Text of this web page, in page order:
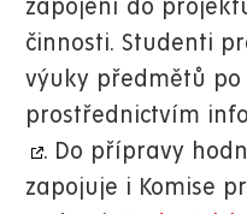
zapojení do
činnosti. Studenti
výuky předmětů po
prostřednictvím
. Do přípravy
zapojuje i Komise